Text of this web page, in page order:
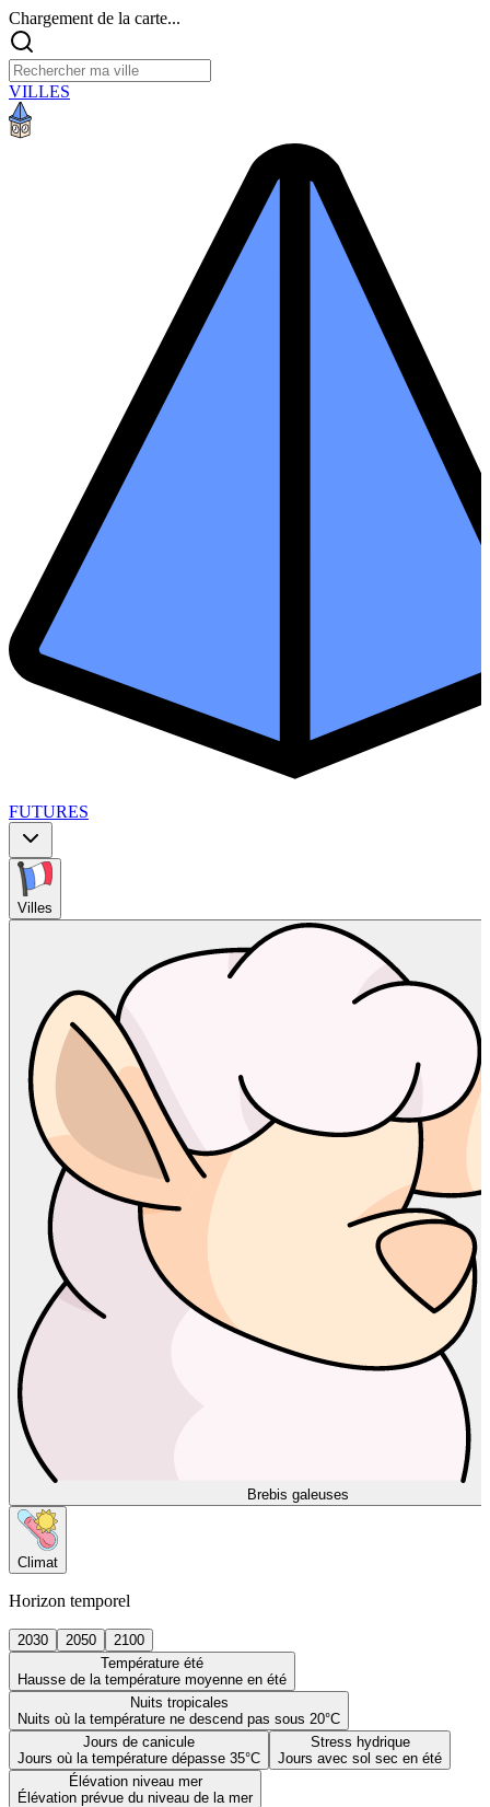
Chargement de la carte...
VILLES
FUTURES
Villes
Brebis galeuses
Climat
Horizon temporel
2030 2050
2100
Température été
Hausse de la température moyenne en été
Nuits tropicales
Nuits où la température ne descend pas sous 20°C
Jours de canicule
Jours où la température dépasse 35°C
Stress hydrique
Jours avec sol sec en été
Élévation niveau mer
Élévation prévue du niveau de la mer